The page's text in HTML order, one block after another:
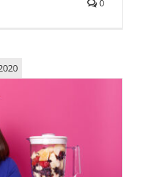
0
da idete na dijetu